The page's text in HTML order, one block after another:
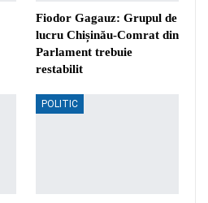
Fiodor Gagauz: Grupul de
lucru Chișinău-Comrat din
Parlament trebuie
restabilit
POLITIC